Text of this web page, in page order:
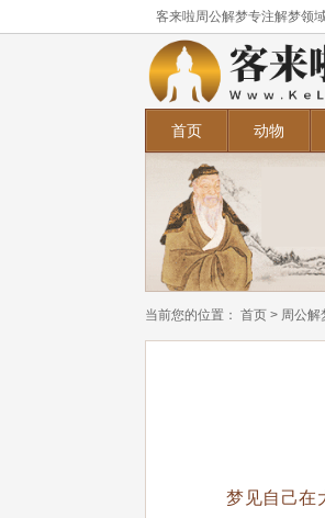
客来啦周公解梦专注解梦领
首页 动物
当前您的位置： 首页 > 周公解
梦见自己在大